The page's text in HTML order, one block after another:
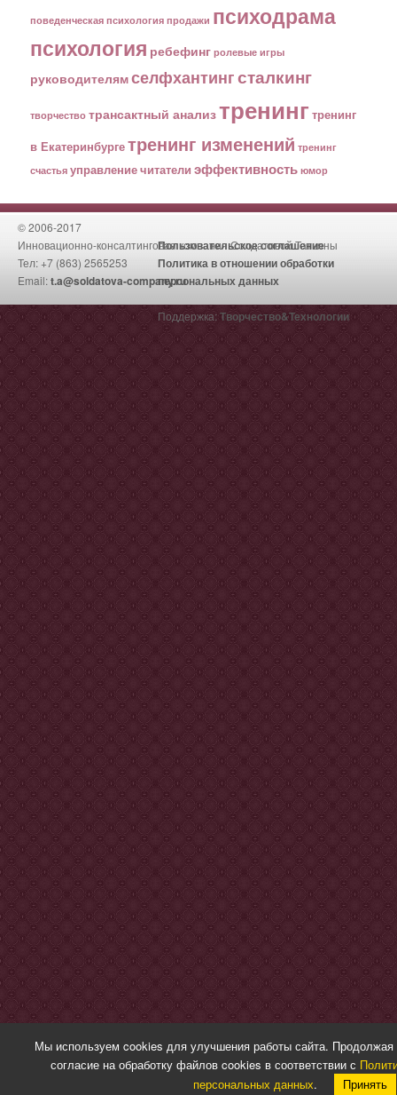
поведенческая психология продажи психодрама
психология ребефинг ролевые игры
руководителямселфхантингсталкинг
творчество трансактный анализтренинг тренинг
в Екатеринбургетренинг изменений тренинг
счастья управлениечитатели эффективность юмор
© 2006-2017
Инновационно-консалтинговая компания Солдатовой Татьяны
Тел: +7 (863) 2565253
Email:t.a@soldatova-company.ru
Пользовательское соглашение
Политика в отношении обработки
персональных данных
Поддержка:Творчество&Технологии
Мы используем cookies для улучшения работы сайта. Продолжая
согласие на обработку файлов cookies в соответствии с
персональных данных. Принять